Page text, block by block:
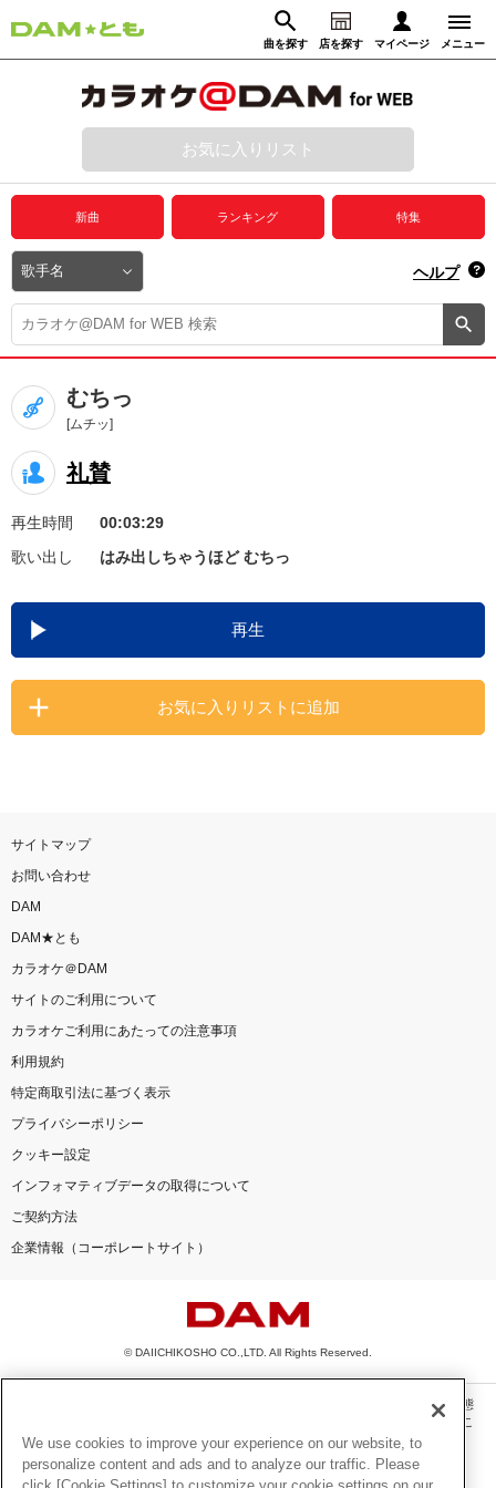
曲を探す 店を探す マイページ メニュー
動画からさがす 録音からさがす
ログイン
プレミアムサービス
DAM★とも動画
DAM★とも録音
カラオケ＠DAM
ユーザー検索
キャンペーン
お知らせ よくあるご質問
DAMの新曲・ランキングなど
カラオケ最新情報をチェック！
お気に入りリスト
新曲 ランキング 特集
ヘルプ
むちっ
[ムチッ]
礼賛
再生時間
00:03:29
歌い出し
はみ出しちゃうほど むちっ
再生
お気に入りリストに追加
サイトマップ
お問い合わせ
DAM
DAM★とも
カラオケ＠DAM
サイトのご利用について
カラオケご利用にあたっての注意事項
利用規約
特定商取引法に基づく表示
プライバシーポリシー
クッキー設定
インフォマティブデータの取得について
ご契約方法
企業情報（コーポレートサイト）
© DAIICHIKOSHO CO.,LTD. All Rights Reserved.
このサイトに掲載されている一切の文章・画像・写真・動画・音声等を、手段や形態
を問わず、著作権法の定める範囲を超えて無断で複製、転載、ファイル化などするこ
とを禁じます。
楽曲及びコンテンツは、機種によりご利用いただけない場合があります。
We use cookies to improve your experience on our website, to
personalize content and ads and to analyze our traffic. Please